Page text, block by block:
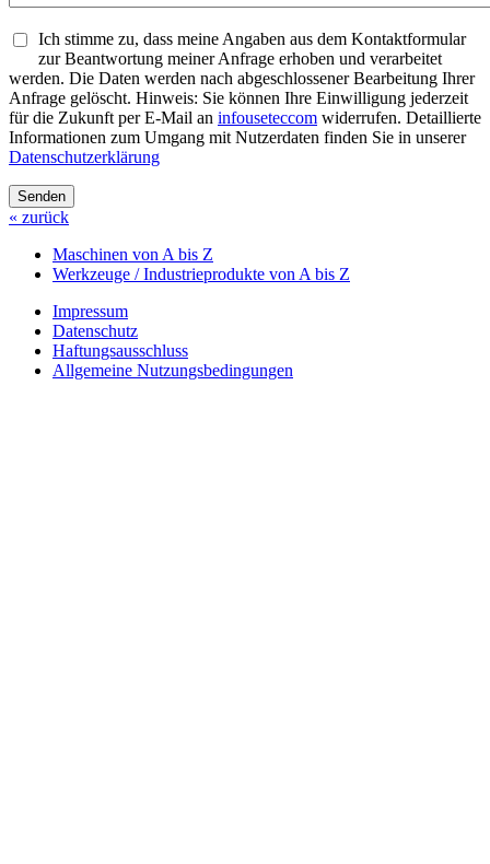
Ich stimme zu, dass meine Angaben aus dem Kontaktformular
zur Beantwortung meiner Anfrage erhoben und verarbeitet
werden. Die Daten werden nach abgeschlossener Bearbeitung Ihrer
Anfrage gelöscht. Hinweis: Sie können Ihre Einwilligung jederzeit
für die Zukunft per E-Mail an infouseteccom widerrufen. Detaillierte
Informationen zum Umgang mit Nutzerdaten finden Sie in unserer
Datenschutzerklärung
Senden
« zurück
Maschinen von A bis Z
Werkzeuge / Industrieprodukte von A bis Z
Impressum
Datenschutz
Haftungsausschluss
Allgemeine Nutzungsbedingungen